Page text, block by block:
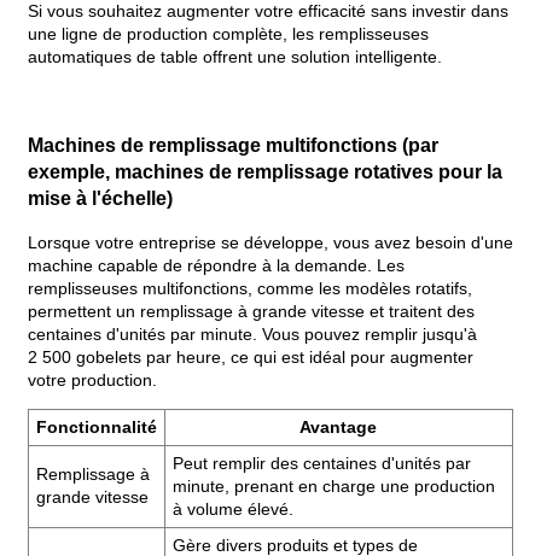
Si vous souhaitez augmenter votre efficacité sans investir dans
une ligne de production complète, les remplisseuses
automatiques de table offrent une solution intelligente.
Machines de remplissage multifonctions (par
exemple, machines de remplissage rotatives pour la
mise à l'échelle)
Lorsque votre entreprise se développe, vous avez besoin d'une
machine capable de répondre à la demande. Les
remplisseuses multifonctions, comme les modèles rotatifs,
permettent un remplissage à grande vitesse et traitent des
centaines d'unités par minute. Vous pouvez remplir jusqu'à
2 500 gobelets par heure, ce qui est idéal pour augmenter
votre production.
Fonctionnalité Avantage
Remplissage à
grande vitesse
Peut remplir des centaines d'unités par
minute, prenant en charge une production
à volume élevé.
Gère divers produits et types de